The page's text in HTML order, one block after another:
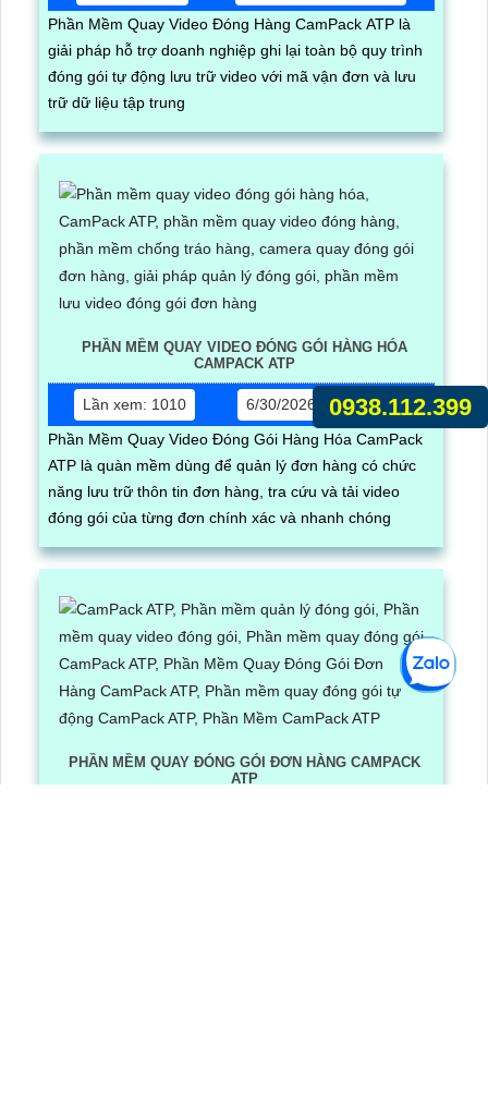
Phần Mềm Quay Video Đóng Hàng CamPack ATP là
giải pháp hỗ trợ doanh nghiệp ghi lại toàn bộ quy trình
đóng gói tự động lưu trữ video với mã vận đơn và lưu
trữ dữ liệu tập trung
PHẦN MỀM QUAY VIDEO ĐÓNG GÓI HÀNG HÓA
CAMPACK ATP
Lần xem: 1010
6/30/2026 5:17:03 PM
Phần Mềm Quay Video Đóng Gói Hàng Hóa CamPack
ATP là quàn mềm dùng để quản lý đơn hàng có chức
năng lưu trữ thôn tin đơn hàng, tra cứu và tải video
đóng gói của từng đơn chính xác và nhanh chóng
PHẦN MỀM QUAY ĐÓNG GÓI ĐƠN HÀNG CAMPACK
ATP
0938.112.399